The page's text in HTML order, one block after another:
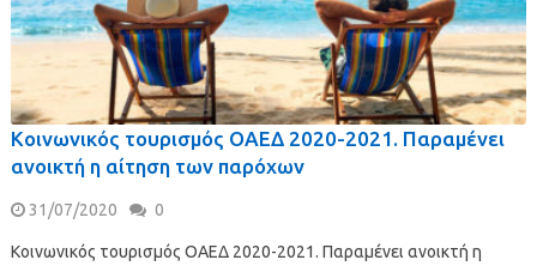
Κοινωνικός τουρισμός ΟΑΕΔ 2020-2021. Παραμένει
ανοικτή η αίτηση των παρόχων
31/07/2020 0
Κοινωνικός τουρισμός ΟΑΕΔ 2020-2021. Παραμένει ανοικτή η